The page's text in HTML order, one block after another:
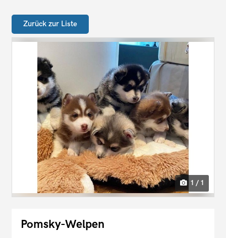
Zurück zur Liste
1 / 1
Pomsky-Welpen